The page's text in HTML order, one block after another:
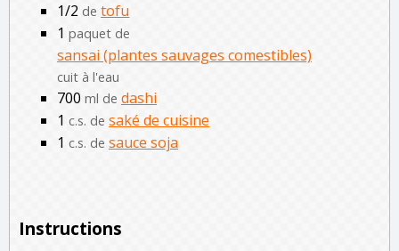
1/2 de tofu
1 paquet de
sansai (plantes sauvages comestibles)
cuit à l'eau
700 ml de dashi
1 c.s. de saké de cuisine
1 c.s. de sauce soja
Instructions